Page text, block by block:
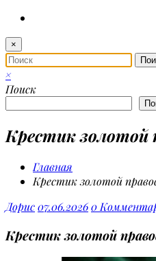
×
×
Поиск
Крестик золотой
Главная
Крестик золотой
Дорис07.06.20260
Крестик золотой